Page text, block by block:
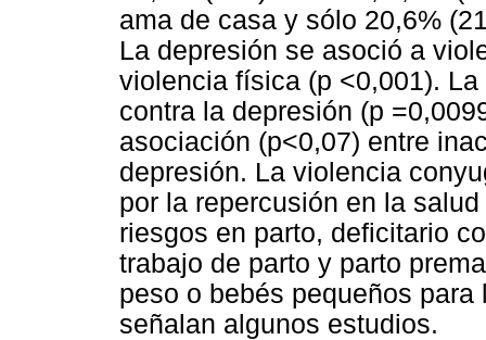
ama de casa y sólo 20,6%
La depresión se asoció a
violencia física (p <0,001).
contra la depresión (p
asociación (p<0,07) entre
depresión. La violencia
por la repercusión en la
riesgos en parto, deficitario
trabajo de parto y parto
peso o bebés pequeños
señalan algunos estudios.